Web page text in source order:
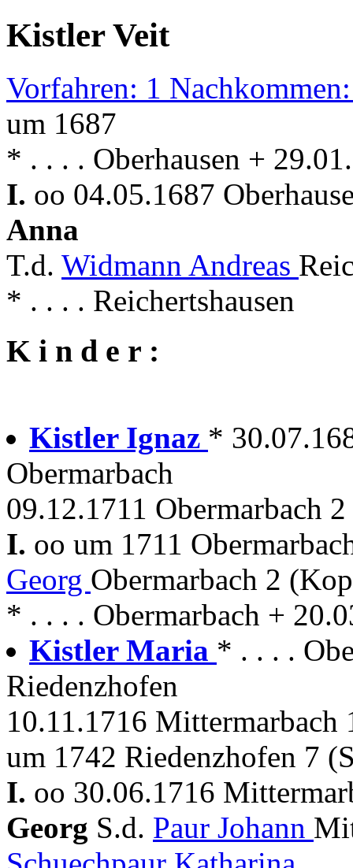
Kistler Veit
Vorfahren: 1
um 1687
* . . . . Oberhausen +
I. oo 04.05.1687
Anna
T.d. Widmann Andreas
* . . . . Reichertshausen
K i n d e r :
Kistler Ignaz *
Obermarbach
09.12.1711 Obermarbach
I. oo um 1711
Georg Obermarbach 2
* . . . . Obermarbach +
Kistler Maria * . . . .
Riedenzhofen
10.11.1716 Mittermarbach
um 1742 Riedenzhofen 7
I. oo 30.06.1716
Georg S.d. Paur Johann